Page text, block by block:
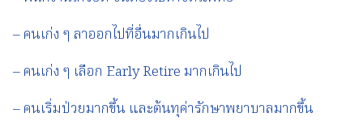
– คนเก่ง ๆ ลาออกไปที่อื่นมากเกินไป
– คนเก่ง ๆ เลือก Early Retire มากเกินไป
– คนเริ่มป่วยมากขึ้น และต้นทุค่ารักษาพยาบาลมากขึ้น